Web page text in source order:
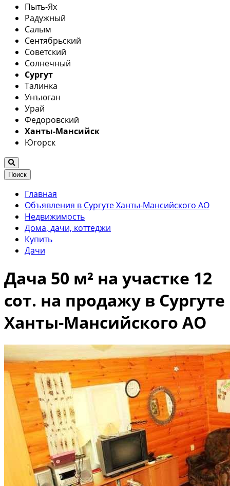
Пыть-Ях
Радужный
Салым
Сентябрьский
Советский
Солнечный
Сургут
Талинка
Унъюган
Урай
Федоровский
Ханты-Мансийск
Югорск
Поиск
Главная
Объявления в Сургуте Ханты-Мансийского АО
Недвижимость
Дома, дачи, коттеджи
Купить
Дачи
Дача 50 м² на участке 12
сот. на продажу в Сургуте
Ханты-Мансийского АО